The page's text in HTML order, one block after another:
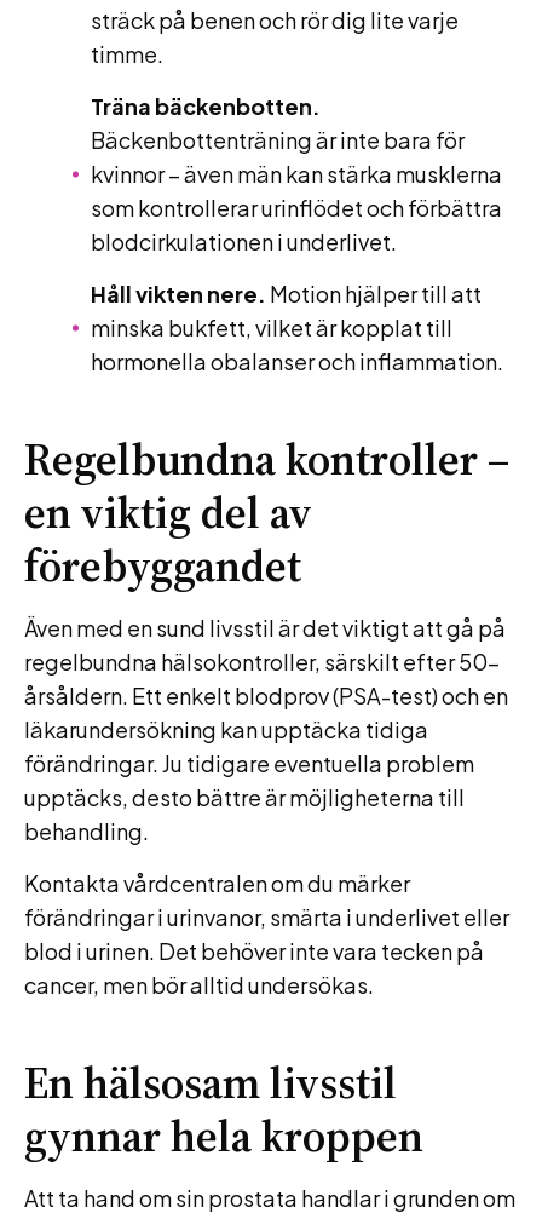
sträck på benen och rör dig lite varje
timme.
Träna bäckenbotten.
Bäckenbottenträning är inte bara för
kvinnor – även män kan stärka musklerna
som kontrollerar urinflödet och förbättra
blodcirkulationen i underlivet.
Håll vikten nere. Motion hjälper till att
minska bukfett, vilket är kopplat till
hormonella obalanser och inflammation.
Regelbundna kontroller –
en viktig del av
förebyggandet
Även med en sund livsstil är det viktigt att gå på
regelbundna hälsokontroller, särskilt efter 50-
årsåldern. Ett enkelt blodprov (PSA-test) och en
läkarundersökning kan upptäcka tidiga
förändringar. Ju tidigare eventuella problem
upptäcks, desto bättre är möjligheterna till
behandling.
Kontakta vårdcentralen om du märker
förändringar i urinvanor, smärta i underlivet eller
blod i urinen. Det behöver inte vara tecken på
cancer, men bör alltid undersökas.
En hälsosam livsstil
gynnar hela kroppen
Att ta hand om sin prostata handlar i grunden om